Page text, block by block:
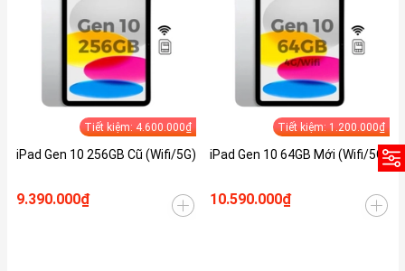
Tiết kiệm: 4.600.000₫
iPad Gen 10 256GB Cũ (Wifi/5G)
9.390.000₫
Tiết kiệm: 1.200.000₫
iPad Gen 10 64GB Mới (Wifi/5G)
10.590.000₫